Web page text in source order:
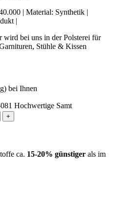
| Material: Synthetik |
|
bei uns in der Polsterei für
Stühle & Kissen
bei Ihnen
Hochwertige Samt
ca. 15-20% günstiger als im